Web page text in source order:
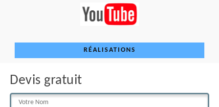
RÉALISATIONS
Devis gratuit